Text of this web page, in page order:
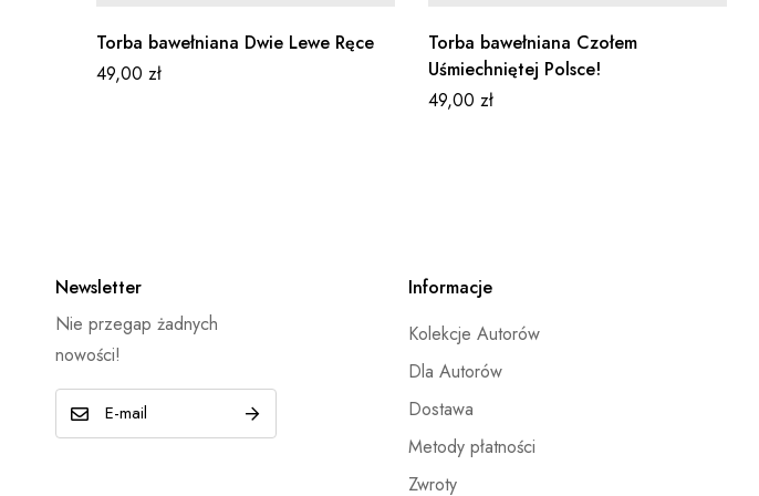
Torba bawełniana Dwie Lewe Ręce
49,00 zł
Torba bawełniana Czołem
Uśmiechniętej Polsce!
49,00 zł
Newsletter
Nie przegap żadnych
nowości!
-
Informacje
Kolekcje Autorów
Dla Autorów
Dostawa
Metody płatności
Zwroty